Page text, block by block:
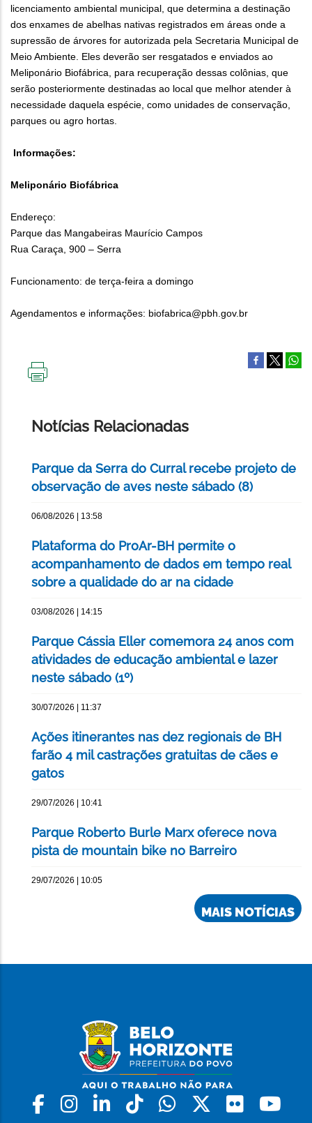
licenciamento ambiental municipal, que determina a destinação
dos enxames de abelhas nativas registrados em áreas onde a
supressão de árvores for autorizada pela Secretaria Municipal de
Meio Ambiente. Eles deverão ser resgatados e enviados ao
Meliponário Biofábrica, para recuperação dessas colônias, que
serão posteriormente destinadas ao local que melhor atender à
necessidade daquela espécie, como unidades de conservação,
parques ou agro hortas.
Informações:
Meliponário Biofábrica
Endereço:
Parque das Mangabeiras Maurício Campos
Rua Caraça, 900 – Serra
Funcionamento: de terça-feira a domingo
Agendamentos e informações: biofabrica@pbh.gov.br
Notícias Relacionadas
Parque da Serra do Curral recebe projeto de
observação de aves neste sábado (8)
06/08/2026 | 13:58
Plataforma do ProAr-BH permite o
acompanhamento de dados em tempo real
sobre a qualidade do ar na cidade
03/08/2026 | 14:15
Parque Cássia Eller comemora 24 anos com
atividades de educação ambiental e lazer
neste sábado (1º)
30/07/2026 | 11:37
Ações itinerantes nas dez regionais de BH
farão 4 mil castrações gratuitas de cães e
gatos
29/07/2026 | 10:41
Parque Roberto Burle Marx oferece nova
pista de mountain bike no Barreiro
29/07/2026 | 10:05
MAIS NOTÍCIAS
Facebook
Instagram
LinkedinTiktokWhatsapp
X Flickr